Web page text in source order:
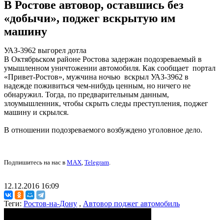
В Ростове автовор, оставшись без
«добычи», поджег вскрытую им
машину
УАЗ-3962 выгорел дотла
В Октябрьском районе Ростова задержан подозреваемый в
умышленном уничтожении автомобиля. Как сообщает портал
«Привет-Ростов», мужчина ночью вскрыл УАЗ-3962 в
надежде поживиться чем-нибудь ценным, но ничего не
обнаружил. Тогда, по предварительным данным,
злоумышленник, чтобы скрыть следы преступления, поджег
машину и скрылся.
В отношении подозреваемого возбуждено уголовное дело.
Подпишитесь на нас в MAX, Telegram.
12.12.2016 16:09
Теги: Ростов-на-Дону , Автовор поджег автомобиль